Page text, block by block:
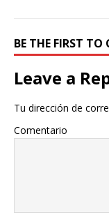
BE THE FIRST
Leave a
Tu dirección de
Comentario